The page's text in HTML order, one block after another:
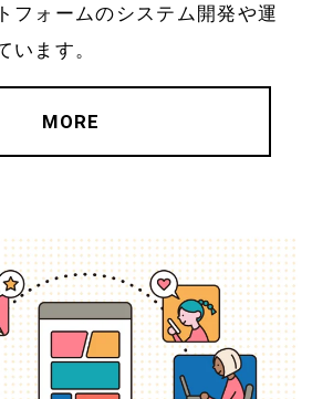
フォームのシステム開発や運
います。
MORE